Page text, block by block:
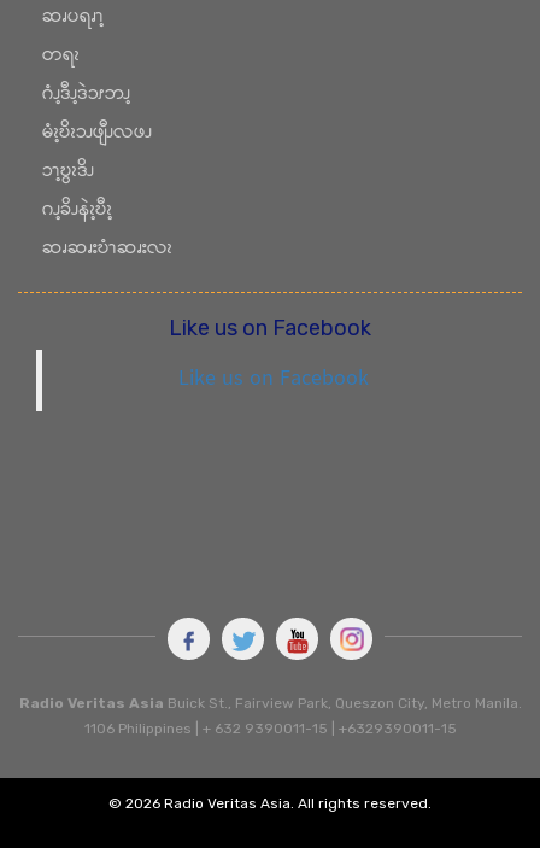
ဆၧပရၧၫ့
တရၩ
ဂံၪ့ဒီၪ့ဒဲၥၭဘၪ့
မံၩ့ဎိၩၥၪဖျီၪလဖၪ
ၥၫ့ဎွၩဒိၪ
ဂၪ့ခိၪနဲၩ့ဎီၩ့
ဆၧဆၧးဎံၫဆၧးလၩ
Like us on Facebook
Like us on Facebook
Radio Veritas Asia Buick St., Fairview Park, Queszon City, Metro Manila.
1106 Philippines | + 632 9390011-15 | +6329390011-15
© 2026 Radio Veritas Asia. All rights reserved.